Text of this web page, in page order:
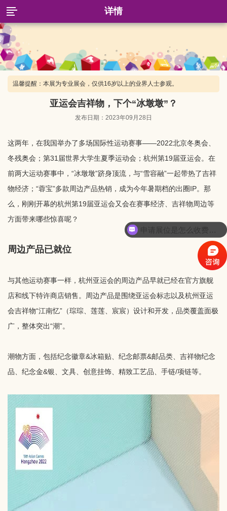
详情
温馨提醒：本展为专业展会，仅供16岁以上的业界人士参观。
亚运会吉祥物，下个“冰墩墩”？
发布日期：2023年09月28日
这两年，在我国举办了多场国际性运动赛事——2022北京冬奥会、
冬残奥会；第31届世界大学生夏季运动会；杭州第19届亚运会。在
前两大运动赛事中，“冰墩墩”跻身顶流，与“雪容融”一起带热了吉祥
物经济；“蓉宝”多款周边产品热销，成为今年暑期档的出圈IP。那
么，刚刚开幕的杭州第19届亚运会又会在赛事经济、吉祥物周边等
方面带来哪些惊喜呢？
周边产品已就位
与其他运动赛事一样，杭州亚运会的周边产品早就已经在官方旗舰
店和线下特许商店销售。周边产品是围绕亚运会标志以及杭州亚运
会吉祥物“江南忆”（琮琮、莲莲、宸宸）设计和开发，品类覆盖面极
广，整体突出“潮”。
潮物方面，包括纪念徽章&冰箱贴、纪念邮票&邮品类、吉祥物纪念
品、纪念金&银、文具、创意挂饰、精致工艺品、手链/项链等。
申请展位是怎么收费的呢？
现在申请展位有优惠活动么？